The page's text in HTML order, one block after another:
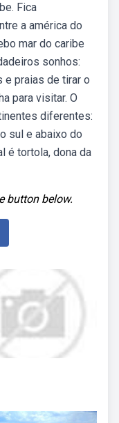
Fica
a américa do
mar do caribe
sonhos:
e praias de tirar o
para visitar. O
diferentes:
sul e abaixo do
é tortola, dona da
button below.